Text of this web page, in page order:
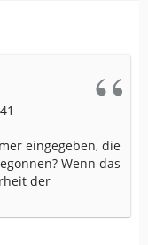
eingegeben, die
Wenn das
der